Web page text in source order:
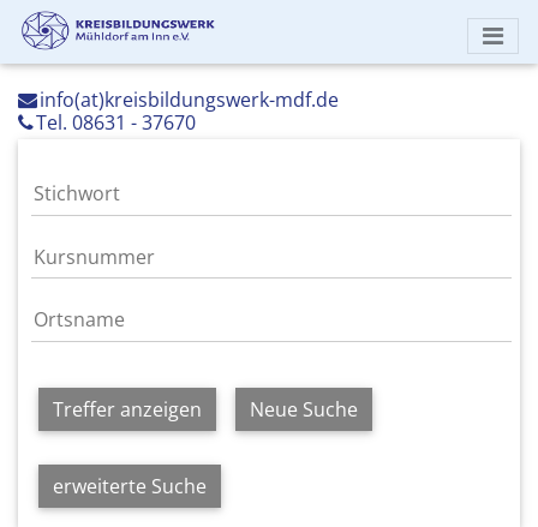
info(at)kreisbildungswerk-mdf.de
Tel. 08631 - 37670
Treffer anzeigen Neue Suche
erweiterte Suche